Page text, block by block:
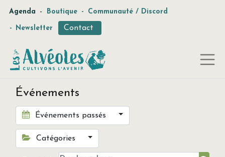
Agenda - Boutique - Communauté / Discord
- Newsletter Contact
Événements
Événements passés
Catégories